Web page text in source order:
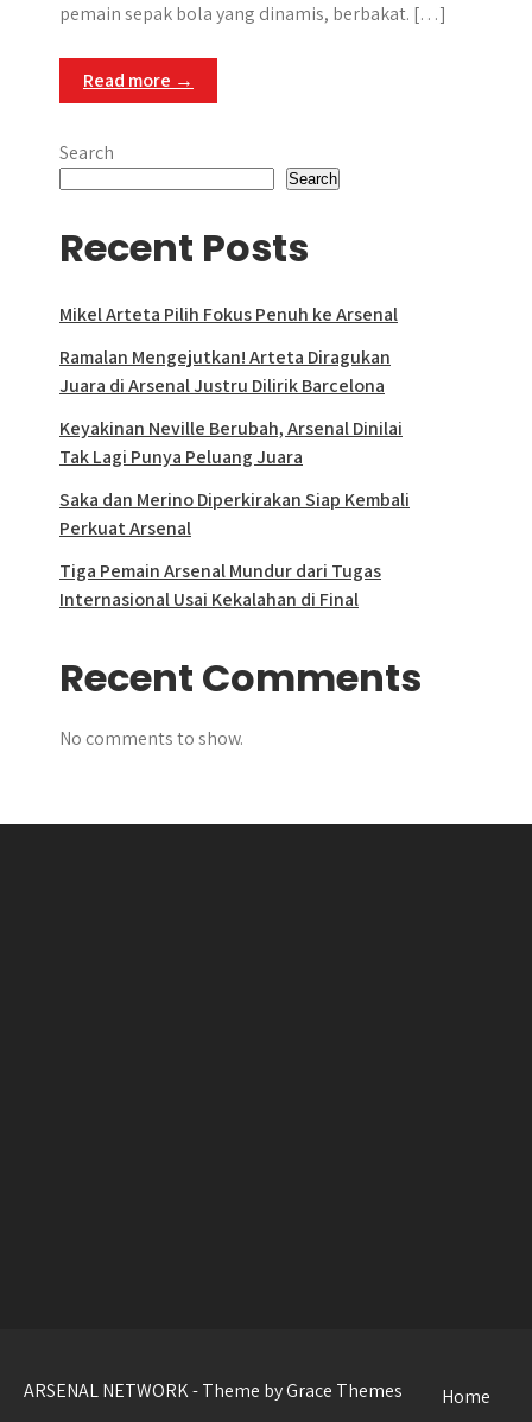
pemain sepak bola yang dinamis, berbakat. […]
Read more →
Search
Search
Recent Posts
Mikel Arteta Pilih Fokus Penuh ke Arsenal
Ramalan Mengejutkan! Arteta Diragukan
Juara di Arsenal Justru Dilirik Barcelona
Keyakinan Neville Berubah, Arsenal Dinilai
Tak Lagi Punya Peluang Juara
Saka dan Merino Diperkirakan Siap Kembali
Perkuat Arsenal
Tiga Pemain Arsenal Mundur dari Tugas
Internasional Usai Kekalahan di Final
Recent Comments
No comments to show.
ARSENAL NETWORK - Theme by Grace Themes Home